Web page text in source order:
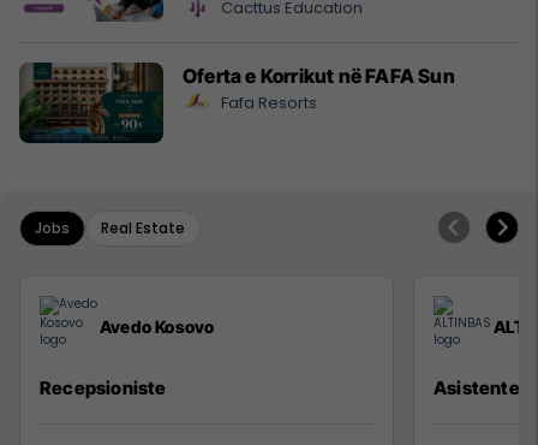
Cacttus Education
Oferta e Korrikut në FAFA Sun
Fafa Resorts
Jobs Real Estate
Avedo Kosovo
Recepsioniste Asistente